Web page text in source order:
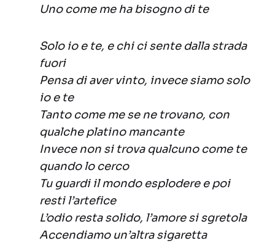
Uno come me ha bisogno di te
Solo io e te, e chi ci sente dalla strada
fuori
Pensa di aver vinto, invece siamo solo
io e te
Tanto come me se ne trovano, con
qualche platino mancante
Invece non si trova qualcuno come te
quando lo cerco
Tu guardi il mondo esplodere e poi
resti l’artefice
L’odio resta solido, l’amore si sgretola
Accendiamo un’altra sigaretta